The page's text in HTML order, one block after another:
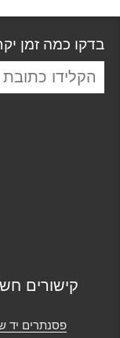
בדקו כמה זמן
קישורים
פסנתרים יד